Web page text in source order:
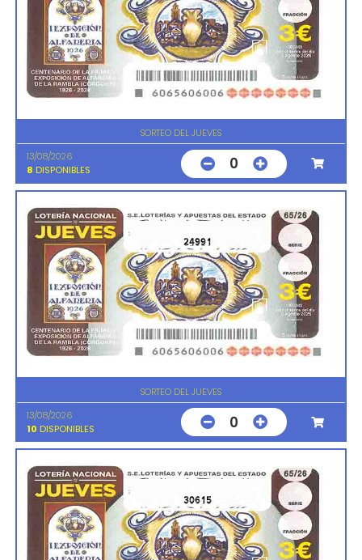
SORTEO DEL JUEVES
13/08/2026
8 DISPONIBLES 0
24991
SORTEO DEL JUEVES
13/08/2026
10 DISPONIBLES 0
30615